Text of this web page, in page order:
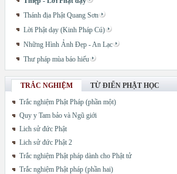
Thánh địa Phật Quang Sơn
Lời Phật dạy (Kinh Pháp Cú)
Những Hình Ảnh Đẹp - An Lạc
Thư pháp mùa báo hiếu
TRẮC NGHIỆM
TỪ ĐIỂN PHẬT HỌC
Trắc nghiệm Phật Pháp (phần một)
Quy y Tam bảo và Ngũ giới
Lich sử đức Phật
Lich sử đức Phật 2
Trắc nghiệm Phật pháp dành cho Phật tử
Trắc nghiệm Phật pháp (phần hai)